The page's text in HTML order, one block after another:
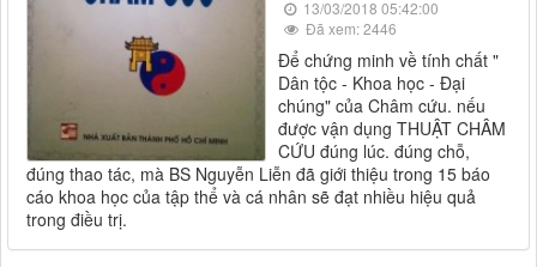
13/03/2018 05:42:00
Đã xem: 2446
Để chứng minh về tính chất "
Dân tộc - Khoa học - Đại
chúng" của Châm cứu. nếu
được vận dụng THUẬT CHÂM
CỨU đúng lúc. đúng chỗ,
đúng thao tác, mà BS Nguyễn Liễn đã giới thiệu trong 15 báo
cáo khoa học của tập thể và cá nhân sẽ đạt nhiều hiệu quả
trong điều trị.